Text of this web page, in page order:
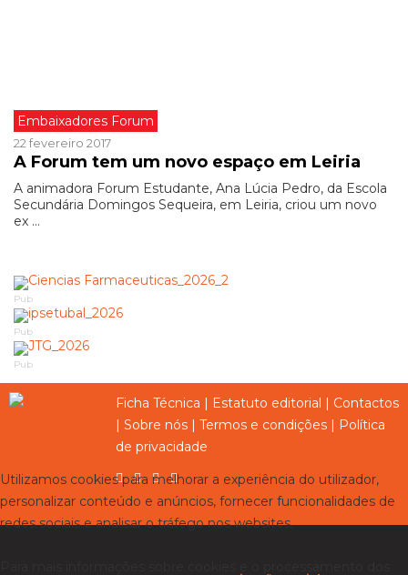
Embaixadores Forum
22 fevereiro 2017
A Forum tem um novo espaço em Leiria
A animadora Forum Estudante, Ana Lúcia Pedro, da Escola
Secundária Domingos Sequeira, em Leiria, criou um novo
ex ...
Pub
Pub
Pub
Ficha Técnica | Estatuto editorial | Contactos
| Sobre nós | Termos e condições | Política
de privacidade
Utilizamos cookies para melhorar a experiência do utilizador,
personalizar conteúdo e anúncios, fornecer funcionalidades de
redes sociais e analisar o tráfego nos websites.